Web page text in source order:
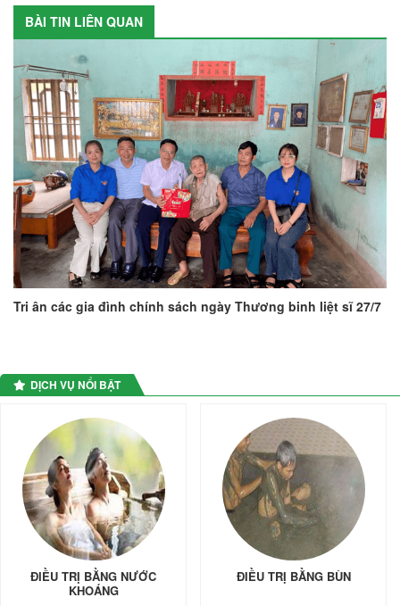
BÀI TIN LIÊN QUAN
Tri ân các gia đình chính sách ngày Thương binh liệt sĩ 27/7
DỊCH VỤ NỔI BẬT
ĐIỀU TRỊ BẰNG NƯỚC
KHOÁNG
ĐIỀU TRỊ BẰNG BÙN